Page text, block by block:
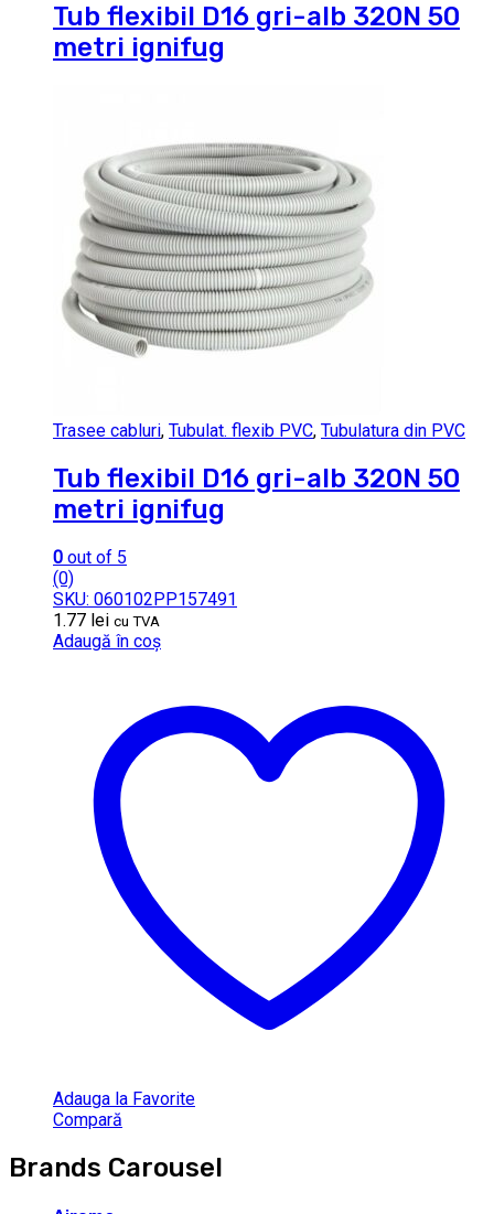
Tub flexibil D16 gri-alb 320N 50
metri ignifug
Trasee cabluri, Tubulat. flexib PVC, Tubulatura din PVC
Tub flexibil D16 gri-alb 320N 50
metri ignifug
0 out of 5
(0)
SKU: 060102PP157491
1.77 lei cu TVA
Adaugă în coș
Adauga la Favorite
Compară
Brands Carousel